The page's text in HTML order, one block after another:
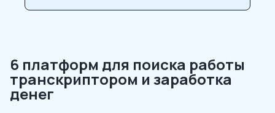
6 платформ для поиска работы
транскриптором и заработка
денег